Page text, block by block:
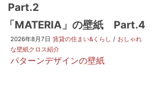
Part.2
「MATERIA」の壁紙 Part.4
2026年8月7日 賃貸の住まい&くらし / おしゃれ
な壁紙クロス紹介
パターンデザインの壁紙